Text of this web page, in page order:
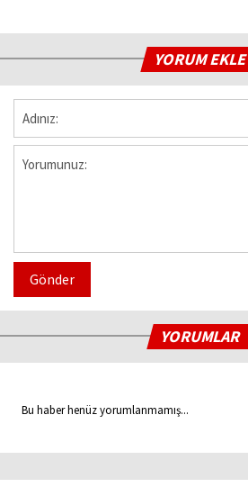
YORUM EKLE
Gönder
YORUMLAR
Bu haber henüz yorumlanmamış...